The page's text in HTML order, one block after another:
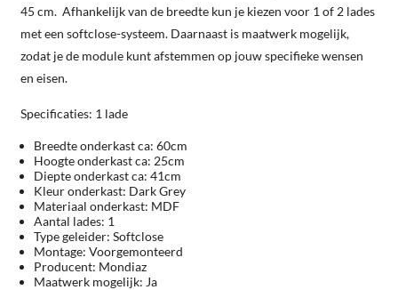
45 cm. Afhankelijk van de breedte kun je kiezen voor 1 of 2 lades
met een softclose-systeem. Daarnaast is maatwerk mogelijk,
zodat je de module kunt afstemmen op jouw specifieke wensen
en eisen.
Specificaties: 1 lade
Breedte onderkast ca: 60cm
Hoogte onderkast ca: 25cm
Diepte onderkast ca: 41cm
Kleur onderkast: Dark Grey
Materiaal onderkast: MDF
Aantal lades: 1
Type geleider: Softclose
Montage: Voorgemonteerd
Producent: Mondiaz
Maatwerk mogelijk: Ja